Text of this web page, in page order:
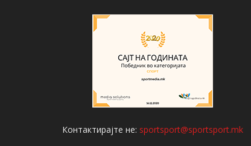
Контактирајте не: sportsport@sportsport.mk